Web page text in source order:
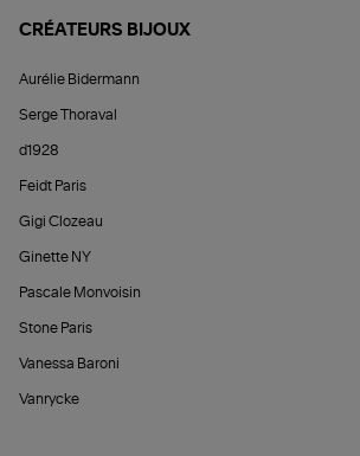
CRÉATEURS BIJOUX
Aurélie Bidermann
Serge Thoraval
d1928
Feidt Paris
Gigi Clozeau
Ginette NY
Pascale Monvoisin
Stone Paris
Vanessa Baroni
Vanrycke